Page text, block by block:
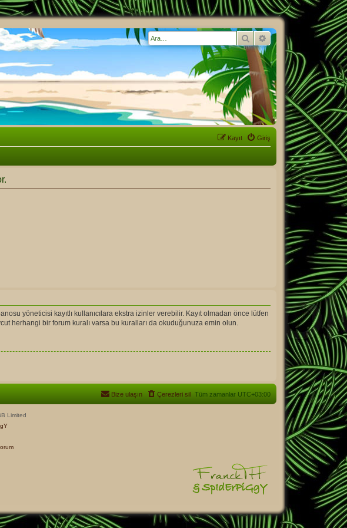
Ara Gelişmiş arama
Giriş
Kayıt
yöneticisi kayıtlı kullanıcılara ekstra izinler verebilir. Kayıt olmadan önce lütfen
herhangi bir forum kuralı varsa bu kuralları da okuduğunuza emin olun.
Tüm zamanlar UTC+03:00
Çerezleri sil
Bize ulaşın
Limited